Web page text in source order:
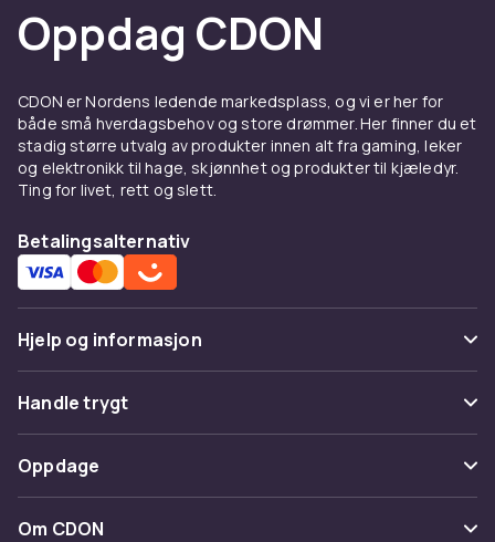
Oppdag CDON
CDON er Nordens ledende markedsplass, og vi er her for
både små hverdagsbehov og store drømmer. Her finner du et
stadig større utvalg av produkter innen alt fra gaming, leker
og elektronikk til hage, skjønnhet og produkter til kjæledyr.
Ting for livet, rett og slett.
Betalingsalternativ
Hjelp og informasjon
Vanlige spørsmål
Spor pakke
Angre & returner her
Kontakt oss
Handle trygt
Betaling
Levering
Oppdage
Kategorier
Om CDON